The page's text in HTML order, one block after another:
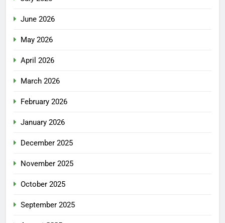
June 2026
May 2026
April 2026
March 2026
February 2026
January 2026
December 2025
November 2025
October 2025
September 2025